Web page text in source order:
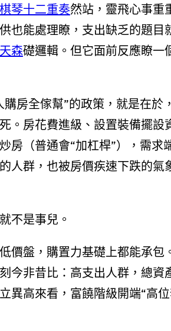
棋琴十二重奏然站，靈飛心事重
也能處理瞭，支出缺乏的題目
森礎邏輯。但它面前反應瞭一
購房全傢幫”的政策，就是在於
。房花費進級、設置裝備擺設
房（普通會“加杠桿”），需求
人群，也被房價疾速下跌的氣
不是事兒。
價盤，購置力基礎上都能承包
今非昔比：高支出人群，總資
異高來看，富饒階級開端“高位